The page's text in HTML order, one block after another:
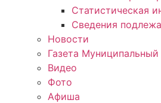
Статистическая
Сведения
Новости
Газета Муниципальный
Видео
Фото
Афиша